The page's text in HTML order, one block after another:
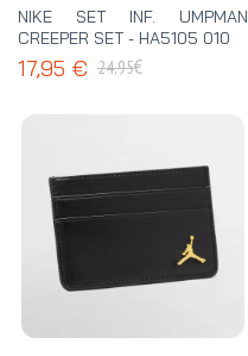
NIKE SET INF. UMPMAN
CREEPER SET - HA5105 010
17,95 € 24,95€